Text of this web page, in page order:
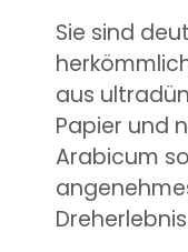
Sie sind
aus
Papier und
Arabicum